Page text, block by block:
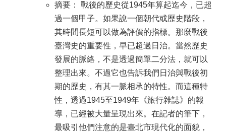
摘要： 戰後的歷史從1945年算起迄今，已超
過一個甲子。如果說一個朝代或歷史階段，
其時間長短可以做為評價的指標。那麼戰後
臺灣史的重要性，早已超過日治。當然歷史
發展的脈絡，不是透過簡單二分法，就可以
整理出來。不過它也告訴我們日治與戰後初
期的歷史，有其一脈相承的特性。而這種特
性，透過1945至1949年《旅行雜誌》的報
導，已經被大量呈現出來。在記者的筆下，
最吸引他們注意的是臺北市現代化的面貌，